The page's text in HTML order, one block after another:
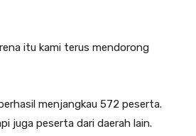
itu kami terus mendorong
menjangkau 572 peserta.
juga peserta dari daerah lain.